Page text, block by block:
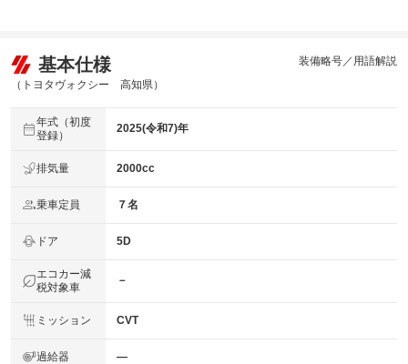
基本仕様
（トヨタヴォクシー 高知県）
装備略号／用語解説
年式（初度
登録）
2025(令和7)年
排気量 2000cc
乗車定員 ７名
ドア 5D
エコカー減
税対象車
－
ミッション CVT
過給器 ―